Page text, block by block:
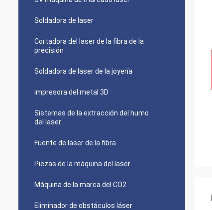
Soldadora de laser
Cortadora del laser de la fibra de la
precisión
Soldadora de laser de la joyería
impresora del metal 3D
Sistemas de la extracción del humo
del laser
Fuente de laser de la fibra
Piezas de la máquina del laser
Máquina de la marca del CO2
Eliminador de obstáculos láser